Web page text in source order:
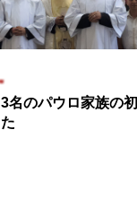
家族の初誓願式